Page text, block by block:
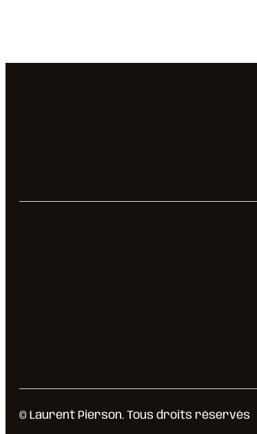
© Laurent Pierson. Tous droits réservés